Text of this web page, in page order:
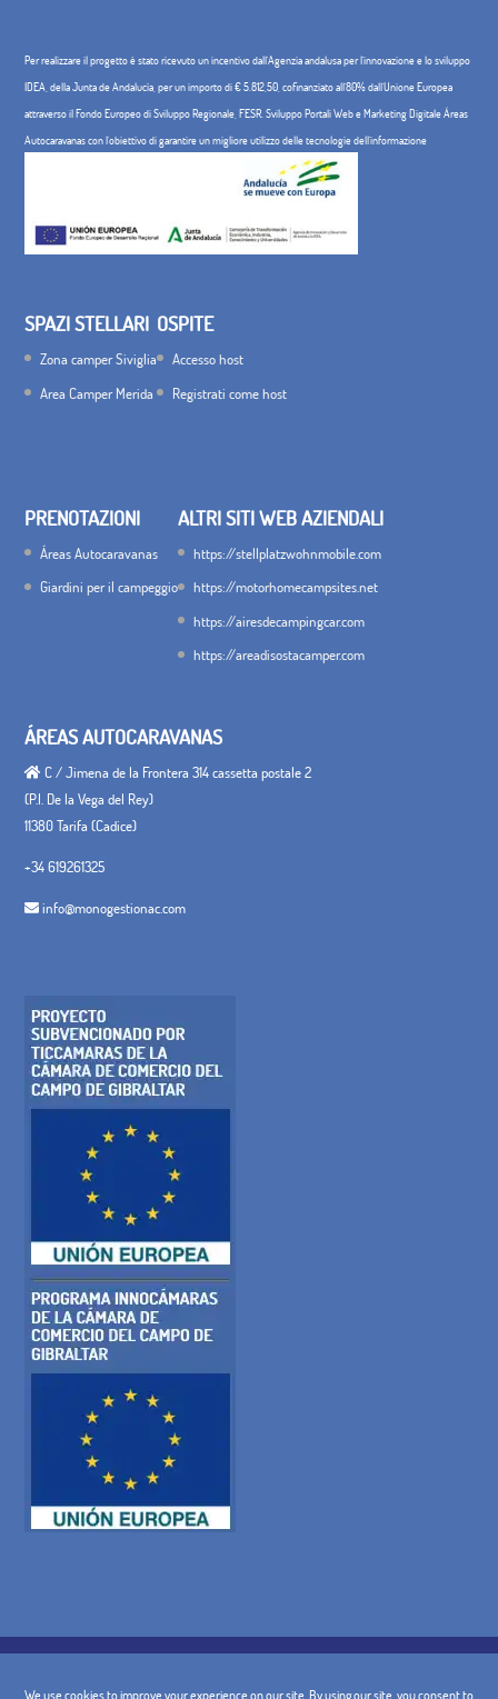
Per realizzare il progetto è stato ricevuto un incentivo dall'Agenzia andalusa per l'innovazione e lo sviluppo
IDEA, della Junta de Andalucía, per un importo di € 5.812,50, cofinanziato all'80% dall'Unione Europea
attraverso il Fondo Europeo di Sviluppo Regionale, FESR. Sviluppo Portali Web e Marketing Digitale Áreas
Autocaravanas con l'obiettivo di garantire un migliore utilizzo delle tecnologie dell'informazione
SPAZI STELLARI
Zona camper Siviglia
Area Camper Merida
OSPITE
Accesso host
Registrati come host
PRENOTAZIONI
Áreas Autocaravanas
Giardini per il campeggio
ALTRI SITI WEB AZIENDALI
https://stellplatzwohnmobile.com
https://motorhomecampsites.net
https://airesdecampingcar.com
https://areadisostacamper.com
ÁREAS AUTOCARAVANAS
C / Jimena de la Frontera 314 cassetta postale 2
(P.I. De la Vega del Rey)
11380 Tarifa (Cadice)
+34 619261325
info@monogestionac.com